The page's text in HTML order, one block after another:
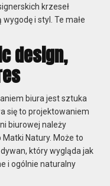
krzeseł
i styl. Te małe
design,
biura jest sztuka
się to projektowaniem
biurowej należy
Natury. Może to
który wygląda jak
i ogólnie naturalny